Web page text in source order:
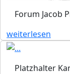
Forum Jacob
weiterlesen
Platzhalter